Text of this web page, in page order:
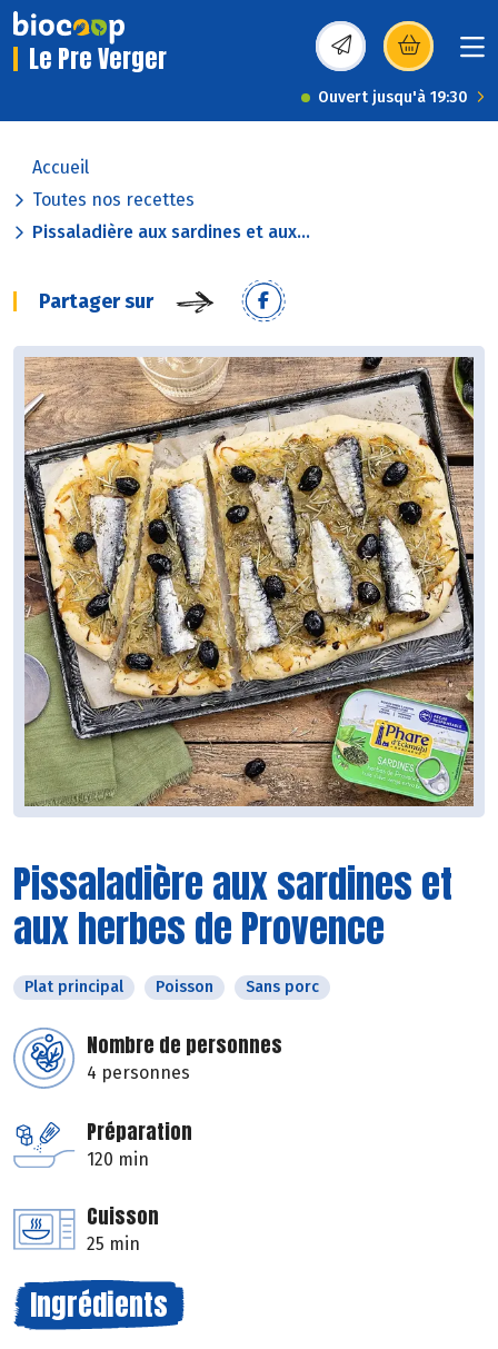
Le Pre Verger (s’ouvre dans une
Ouvert jusqu'à 19:30
Accueil
Toutes nos recettes
Pissaladière aux sardines et aux...
Partager sur
Pissaladière aux sardines et
aux herbes de Provence
Plat principal Poisson Sans porc
Nombre de personnes
4 personnes
Préparation
120 min
Cuisson
25 min
Ingrédients